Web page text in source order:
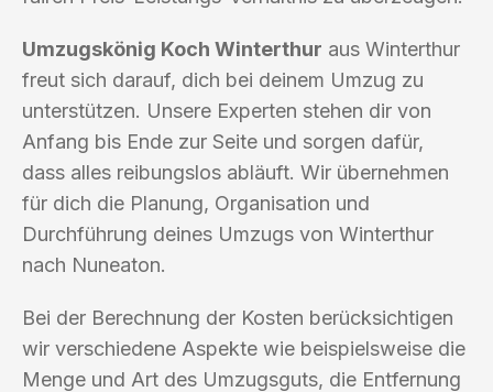
Umzugskönig Koch Winterthur aus Winterthur
freut sich darauf, dich bei deinem Umzug zu
unterstützen. Unsere Experten stehen dir von
Anfang bis Ende zur Seite und sorgen dafür,
dass alles reibungslos abläuft. Wir übernehmen
für dich die Planung, Organisation und
Durchführung deines Umzugs von Winterthur
nach Nuneaton.
Bei der Berechnung der Kosten berücksichtigen
wir verschiedene Aspekte wie beispielsweise die
Menge und Art des Umzugsguts, die Entfernung